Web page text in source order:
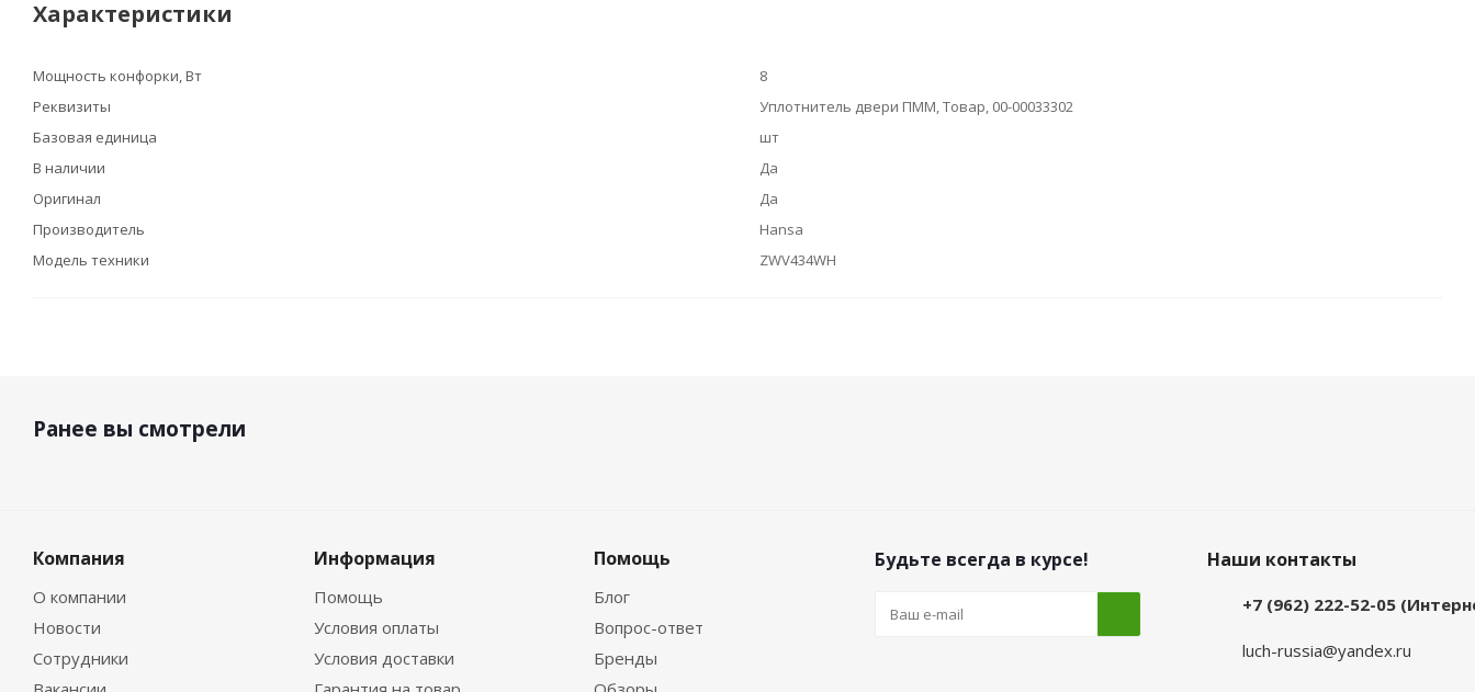
Характеристики
Мощность конфорки, Вт
8
Реквизиты
Уплотнитель двери ПММ, Товар, 00-00033302
Базовая единица
шт
В наличии
Да
Оригинал
Да
Производитель
Hansa
Модель техники
ZWV434WH
Ранее вы смотрели
Компания
О компании
Новости
Сотрудники
Информация
Помощь
Условия оплаты
Условия доставки
Помощь
Блог
Вопрос-ответ
Бренды
Будьте всегда в курсе! Наши контакты
+7 (962) 222-52-05
luch-russia@yandex.ru